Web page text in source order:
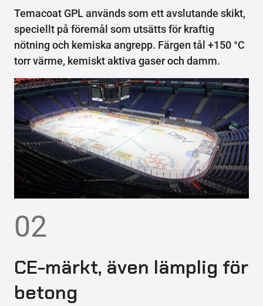
Temacoat GPL används som ett avslutande skikt,
speciellt på föremål som utsätts för kraftig
nötning och kemiska angrepp. Färgen tål +150 °C
torr värme, kemiskt aktiva gaser och damm.
02
CE-märkt, även lämplig för
betong